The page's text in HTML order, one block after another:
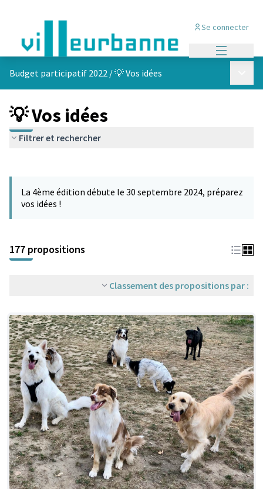
Se connecter
Budget participatif 2022 /💡 Vos idées
💡 Vos idées
Filtrer et rechercher
−
La 4ème édition débute le 30 septembre 2024, préparez
vos idées !
177 propositions
Classement des propositions par :